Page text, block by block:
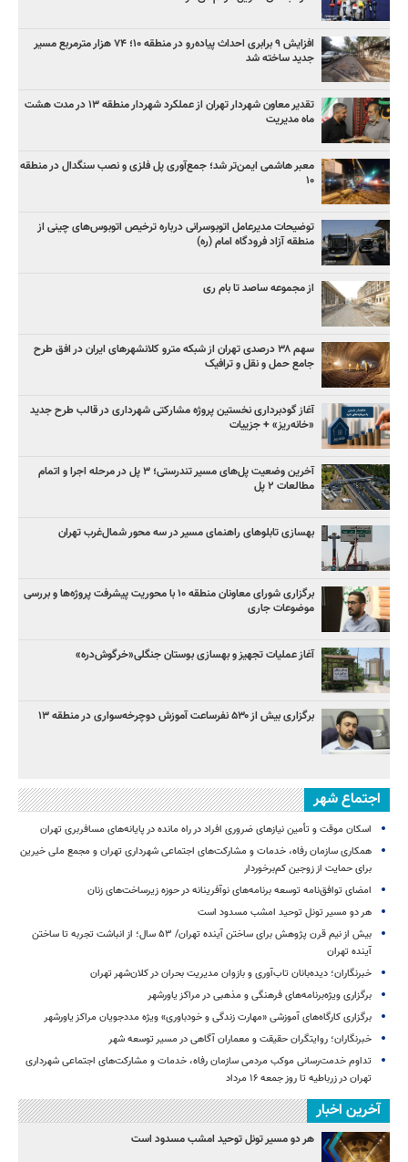
افزایش ۹ برابری احداث پیاده‌رو در منطقه ۱۰؛ ۷۴ هزار مترمربع مسیر
جدید ساخته شد
تقدیر معاون شهردار تهران از عملکرد شهردار منطقه ۱۳ در مدت هشت
ماه مدیریت
معبر هاشمی ایمن‌تر شد؛ جمع‌آوری پل فلزی و نصب سنگدال در منطقه
۱۰
توضیحات مدیرعامل اتوبوسرانی درباره ترخیص اتوبوس‌های چینی از
منطقه آزاد فرودگاه امام (ره)
از مجموعه ساصد تا بام ری
سهم ۳۸ درصدی تهران از شبکه مترو کلانشهرهای ایران در افق طرح
جامع حمل و نقل و ترافیک
آغاز گودبرداری نخستین پروژه مشارکتی شهرداری در قالب طرح جدید
«خانه‌ریز» + جزییات
آخرین وضعیت پل‌های مسیر تندرستی؛ ۳ پل در مرحله اجرا و اتمام
مطالعات ۲ پل
بهسازی تابلوهای راهنمای مسیر در سه محور شمال‌غرب تهران
برگزاری شورای معاونان منطقه ۱۰ با محوریت پیشرفت پروژه‌ها و بررسی
موضوعات جاری
آغاز عملیات تجهیز و بهسازی بوستان جنگلی«خرگوش‌دره»
برگزاری بیش از ۵۳۰ نفرساعت آموزش دوچرخه‌سواری در منطقه ۱۳
اجتماع شهر
اسکان موقت و تأمین نیازهای ضروری افراد در راه مانده در پایانه‌های مسافربری تهران
همکاری سازمان رفاه، خدمات و مشارکت‌های اجتماعی شهرداری تهران و مجمع ملی خیرین
برای حمایت از زوجین کم‌برخوردار
امضای توافق‌نامه توسعه برنامه‌های نوآفرینانه در حوزه زیرساخت‏‌های زنان
هر دو مسیر تونل توحید امشب مسدود است
بیش از نیم قرن پژوهش برای ساختن آینده تهران/ ۵۳ سال؛ از انباشت تجربه تا ساختن
آینده تهران
خبرنگاران؛ دیده‌بانان تاب‌آوری و بازوان مدیریت بحران در کلان‌شهر تهران
برگزاری ویژه‌برنامه‌های فرهنگی و مذهبی در مراکز یاورشهر
برگزاری کارگاه‌های آموزشی «مهارت زندگی و خودباوری» ویژه مددجویان مراکز یاورشهر
خبرنگاران؛ روایتگران حقیقت و معماران آگاهی در مسیر توسعه شهر
تداوم خدمت‌رسانی موکب مردمی سازمان رفاه، خدمات و مشارکت‌های اجتماعی شهرداری
تهران در زرباطیه تا روز جمعه ۱۶ مرداد
آخرین اخبار
هر دو مسیر تونل توحید امشب مسدود است